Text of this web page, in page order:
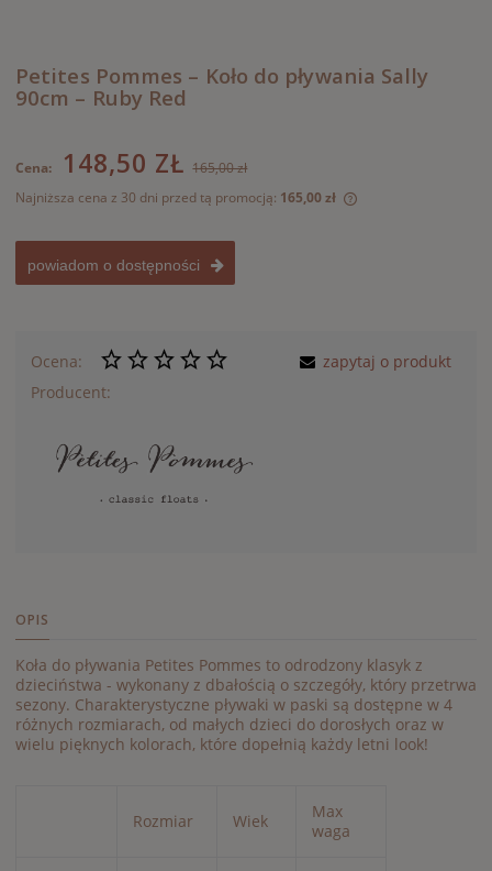
Petites Pommes – Koło do pływania Sally
90cm – Ruby Red
Cena: 148,50 ZŁ 165,00 zł
Najniższa cena z 30 dni przed tą promocją: 165,00 zł
powiadom o dostępności
Ocena:
Producent:
zapytaj o produkt
OPIS
Koła do pływania Petites Pommes to odrodzony klasyk z
dzieciństwa - wykonany z dbałością o szczegóły, który przetrwa
sezony. Charakterystyczne pływaki w paski są dostępne w 4
różnych rozmiarach, od małych dzieci do dorosłych oraz w
wielu pięknych kolorach, które dopełnią każdy letni look!
Rozmiar Wiek
Max
waga